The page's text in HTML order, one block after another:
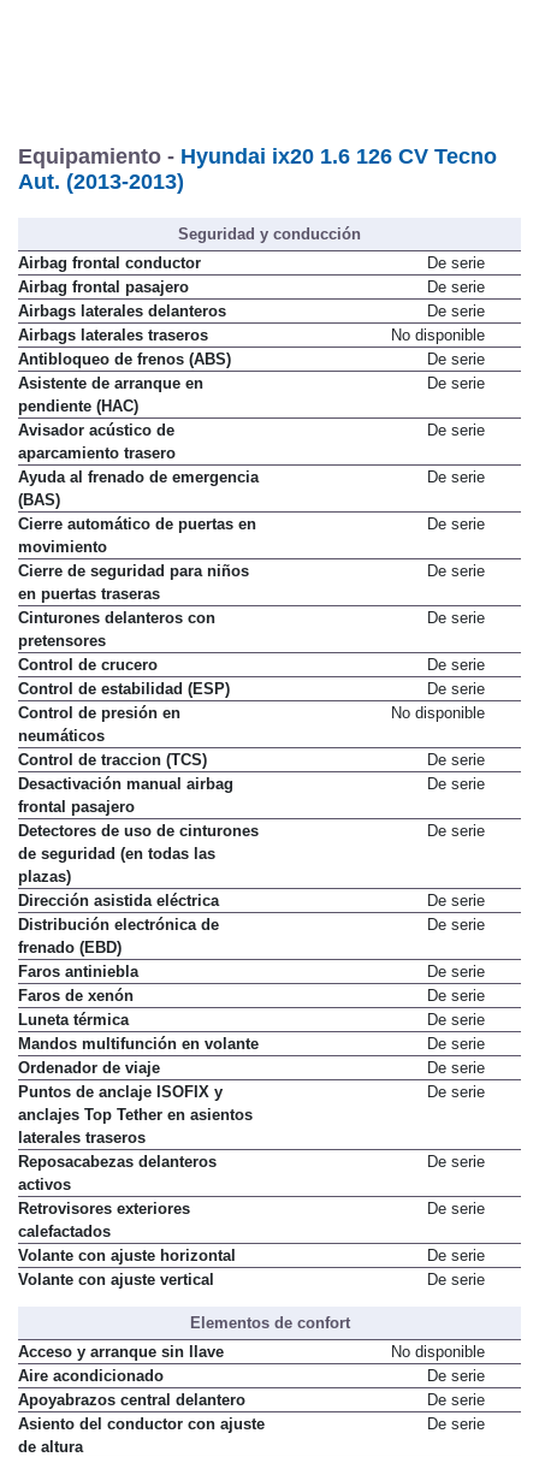
Equipamiento - Hyundai ix20 1.6 126 CV Tecno
Aut. (2013-2013)
Seguridad y conducción
Airbag frontal conductor
De serie
Airbag frontal pasajero
De serie
Airbags laterales delanteros
De serie
Airbags laterales traseros
No disponible
Antibloqueo de frenos (ABS)
De serie
Asistente de arranque en
pendiente (HAC)
De serie
Avisador acústico de
aparcamiento trasero
De serie
Ayuda al frenado de emergencia
(BAS)
De serie
Cierre automático de puertas en
movimiento
De serie
Cierre de seguridad para niños
en puertas traseras
De serie
Cinturones delanteros con
pretensores
De serie
Control de crucero
De serie
Control de estabilidad (ESP)
De serie
Control de presión en
neumáticos
No disponible
Control de traccion (TCS)
De serie
Desactivación manual airbag
frontal pasajero
De serie
Detectores de uso de cinturones
de seguridad (en todas las
plazas)
De serie
Dirección asistida eléctrica
De serie
Distribución electrónica de
frenado (EBD)
De serie
Faros antiniebla
De serie
Faros de xenón
De serie
Luneta térmica
De serie
Mandos multifunción en volante
De serie
Ordenador de viaje
De serie
Puntos de anclaje ISOFIX y
anclajes Top Tether en asientos
laterales traseros
De serie
Reposacabezas delanteros
activos
De serie
Retrovisores exteriores
calefactados
De serie
Volante con ajuste horizontal
De serie
Volante con ajuste vertical
De serie
Elementos de confort
Acceso y arranque sin llave
No disponible
Aire acondicionado
De serie
Apoyabrazos central delantero
De serie
Asiento del conductor con ajuste
de altura
De serie